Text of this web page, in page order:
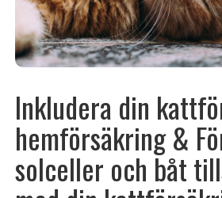
Inkludera din
hemförsäkring &
solceller och båt